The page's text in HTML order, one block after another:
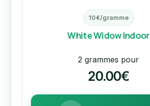
10€/gramme
White Widow Indoor
2 grammes pour
20.00€